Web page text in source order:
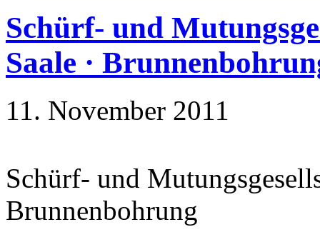
Schürf- und
Saale ·
11. November 2011
Schürf- und
Brunnenbohrung